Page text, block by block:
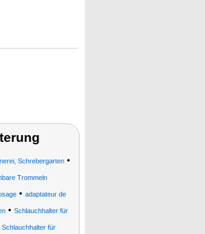
Schrebergarten•
Trommeln
• adaptateur de
• Schlauchhalter für
für